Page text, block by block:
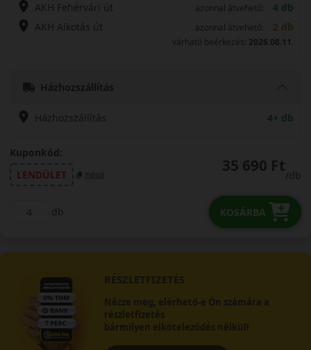
AKH Fehérvári út
azonnal átvehető:
4 db
AKH Alkotás út
azonnal átvehető: 2 db
várható beérkezés: 2026.08.11.
Házhozszállítás
Házhozszállítás 4+ db
Kuponkód:
LENDÜLET
másol 35 690 Ft
/db
db KOSÁRBA
RÉSZLETFIZETÉS
Nézze meg, elérhető-e Ön számára a
részletfizetés
bármilyen elköteleződés nélkül!